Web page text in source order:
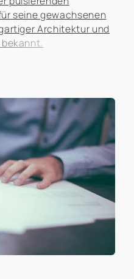
seine gewachsenen
Architektur und